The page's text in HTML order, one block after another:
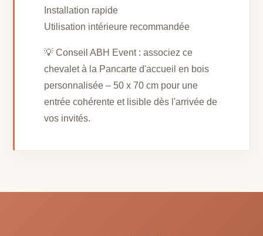
Installation rapide
Utilisation intérieure recommandée
💡 Conseil ABH Event : associez ce
chevalet à la Pancarte d'accueil en bois
personnalisée – 50 x 70 cm pour une
entrée cohérente et lisible dès l'arrivée de
vos invités.